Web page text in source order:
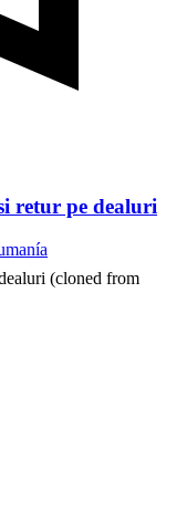
retur pe dealuri
(cloned from